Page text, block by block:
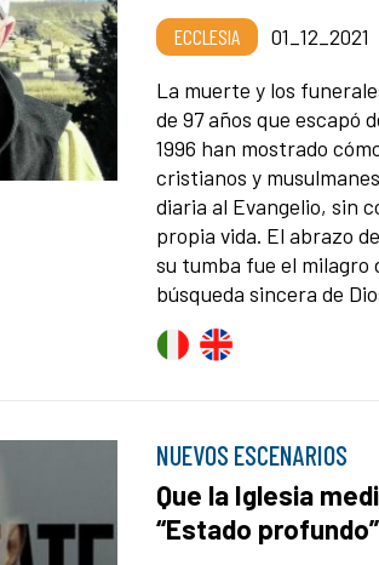
ECCLESIA 01_12_2021
La muerte y los
de 97 años que escapó
1996 han mostrado
cristianos y
diaria al Evangelio, sin
propia vida. El abrazo
su tumba fue el milagro
búsqueda sincera de
NUEVOS ESCENARIOS
Que la Iglesia
“Estado profundo”